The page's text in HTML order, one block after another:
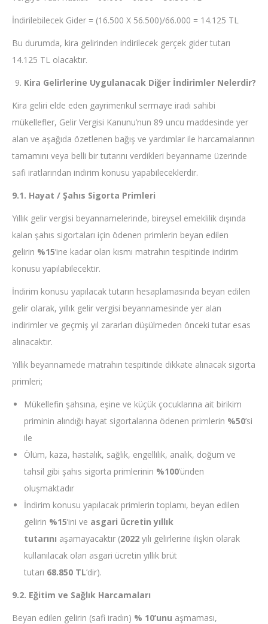
İndirilebilecek Gider = (16.500 X 56.500)/66.000 = 14.125 TL
Bu durumda, kira gelirinden indirilecek gerçek gider tutarı
14.125 TL olacaktır.
Kira Gelirlerine Uygulanacak Diğer İndirimler Nelerdir?
Kira geliri elde eden gayrimenkul sermaye iradı sahibi
mükellefler, Gelir Vergisi Kanunu’nun 89 uncu maddesinde yer
alan ve aşağıda özetlenen bağış ve yardımlar ile harcamalarının
tamamını veya belli bir tutarını verdikleri beyanname üzerinde
safi iratlarından indirim konusu yapabileceklerdir.
9.1. Hayat / Şahıs Sigorta Primleri
Yıllık gelir vergisi beyannamelerinde, bireysel emeklilik dışında
kalan şahıs sigortaları için ödenen primlerin beyan edilen
gelirin %15’ine kadar olan kısmı matrahın tespitinde indirim
konusu yapılabilecektir.
İndirim konusu yapılacak tutarın hesaplamasında beyan edilen
gelir olarak, yıllık gelir vergisi beyannamesinde yer alan
indirimler ve geçmiş yıl zararları düşülmeden önceki tutar esas
alınacaktır.
Yıllık beyannamede matrahın tespitinde dikkate alınacak sigorta
primleri;
Mükellefin şahsına, eşine ve küçük çocuklarına ait birikim
priminin alındığı hayat sigortalarına ödenen primlerin %50’si
ile
Ölüm, kaza, hastalık, sağlık, engellilik, analık, doğum ve
tahsil gibi şahıs sigorta primlerinin %100’ünden
oluşmaktadır
İndirim konusu yapılacak primlerin toplamı, beyan edilen
gelirin %15’ini ve asgari ücretin yıllık
tutarını aşamayacaktır (2022 yılı gelirlerine ilişkin olarak
kullanılacak olan asgari ücretin yıllık brüt
tutarı 68.850 TL’dir).
9.2. Eğitim ve Sağlık Harcamaları
Beyan edilen gelirin (safi iradın) % 10’unu aşmaması,